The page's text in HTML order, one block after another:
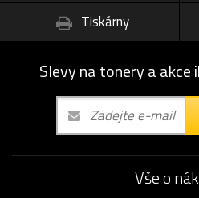
Tiskárny
Slevy na tonery a akce
Vše o